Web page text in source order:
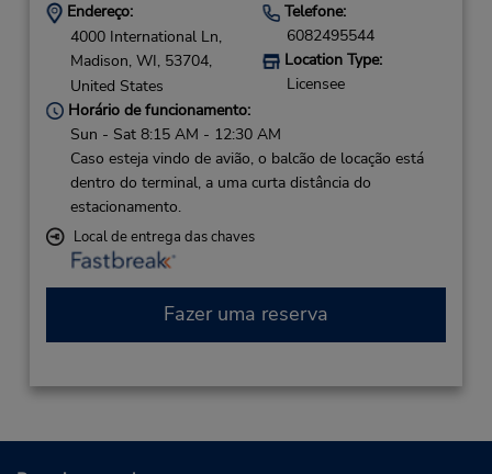
Endereço:
4000 International Ln,
Madison, WI, 53704,
United States
Telefone:
6082495544
Location Type:
Licensee
Horário de funcionamento:
Sun - Sat 8:15 AM - 12:30 AM
Caso esteja vindo de avião, o balcão de locação está
dentro do terminal, a uma curta distância do
estacionamento.
Local de entrega das chaves
Fazer uma reserva